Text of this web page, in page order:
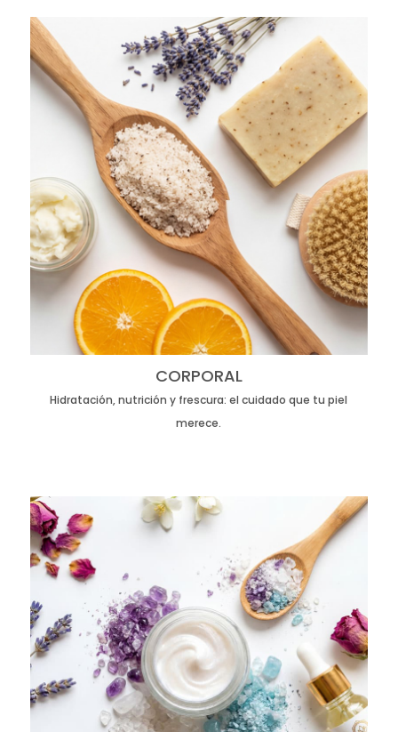
CORPORAL
Hidratación, nutrición y frescura: el cuidado que tu piel
merece.